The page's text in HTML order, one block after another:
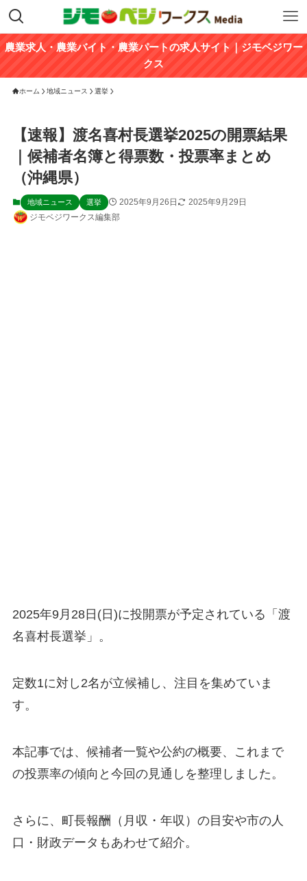
農業求人・農業バイト・農業パートの求人サイト｜ジモベジワー
クス
ホーム 地域ニュース 選挙
【速報】渡名喜村長選挙2025の開票結果
｜候補者名簿と得票数・投票率まとめ
（沖縄県）
地域ニュース 選挙 2025年9月26日
2025年9月29日
ジモベジワークス編集部
2025年9月28日(日)に投開票が予定されている「渡
名喜村長選挙」。
定数1に対し2名が立候補し、注目を集めていま
す。
本記事では、候補者一覧や公約の概要、これまで
の投票率の傾向と今回の見通しを整理しました。
さらに、町長報酬（月収・年収）の目安や市の人
口・財政データもあわせて紹介。